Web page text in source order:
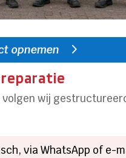
opnemen
wij
via WhatsApp of e-